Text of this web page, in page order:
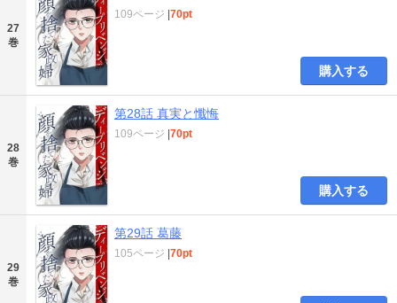
27
巻
109ページ |70pt
購入する
28
巻
第28話 真実と懺悔
109ページ |70pt
購入する
29
巻
第29話 葛藤
105ページ |70pt